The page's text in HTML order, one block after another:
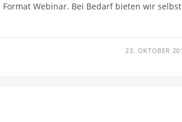
Webinar. Bei Bedarf bieten wir selbst
23. OKTOBER